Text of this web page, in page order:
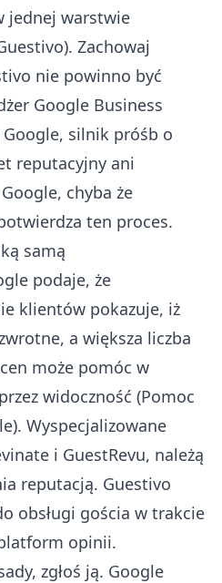
jednej warstwie
). Zachowaj
nie powinno być
Google Business
silnik próśb o
reputacyjny ani
chyba że
ten proces.
samą
podaje, że
klientów pokazuje, iż
a większa liczba
może pomóc w
widoczność (Pomoc
). Wyspecjalizowane
i GuestRevu, należą
reputacją. Guestivo
obsługi gościa w trakcie
opinii.
zgłoś ją. Google